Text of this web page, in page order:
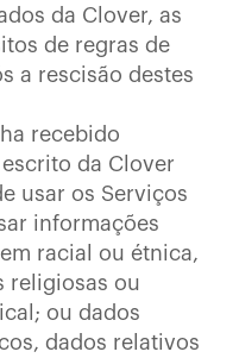
da Clover, as
de regras de
a rescisão destes
recebido
da Clover
usar os Serviços
informações
racial ou étnica,
religiosas ou
ou dados
dados relativos